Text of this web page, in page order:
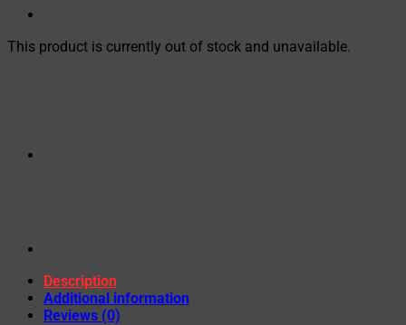
This product is currently out of stock and unavailable.
Description
Additional information
Reviews (0)